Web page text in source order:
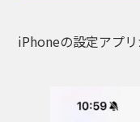
iPhoneの設定アプリ